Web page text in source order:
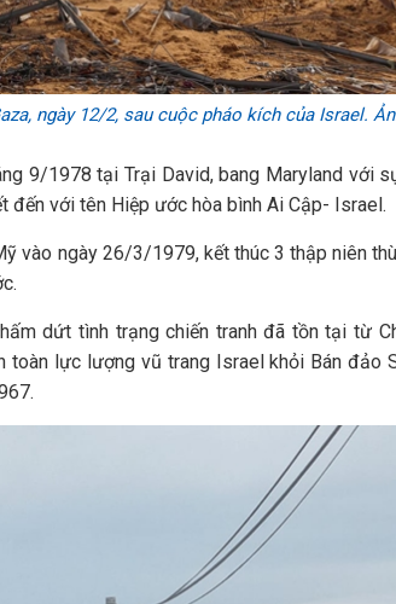
ngày 12/2, sau cuộc pháo kích của Israel.
9/1978 tại Trại David, bang Maryland với
với tên Hiệp ước hòa bình Ai Cập- Israel.
vào ngày 26/3/1979, kết thúc 3 thập niên
dứt tình trạng chiến tranh đã tồn tại từ
toàn lực lượng vũ trang Israel khỏi Bán đảo